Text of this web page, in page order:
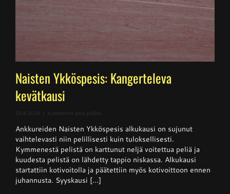
Naisten Ykköspesis: Kangerteleva
kevätkausi
19.6.2026 Kommentit pois päältä
Ykköspesis:
Kangerteleva
kevätkausi
Ankkureiden Naisten Ykköspesis alkukausi on sujunut
vaihtelevasti niin pelillisesti kuin tuloksellisesti.
Kymmenestä pelistä on karttunut neljä voitettua peliä ja
kuudesta pelistä on lähdetty tappio niskassa. Alkukausi
startattiin kotivoitolla ja päätettiin myös kotivoittoon ennen
juhannusta. Syyskausi [...]